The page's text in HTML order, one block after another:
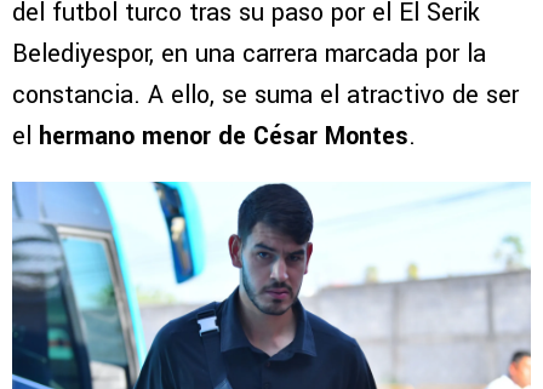
del futbol turco tras su paso por el El Serik
Belediyespor, en una carrera marcada por la
constancia. A ello, se suma el atractivo de ser
el hermano menor de César Montes.